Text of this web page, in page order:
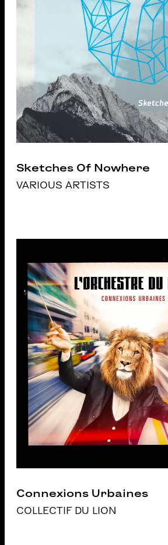
Sketches Of Nowhere
VARIOUS ARTISTS
Connexions Urbaines
COLLECTIF DU LION